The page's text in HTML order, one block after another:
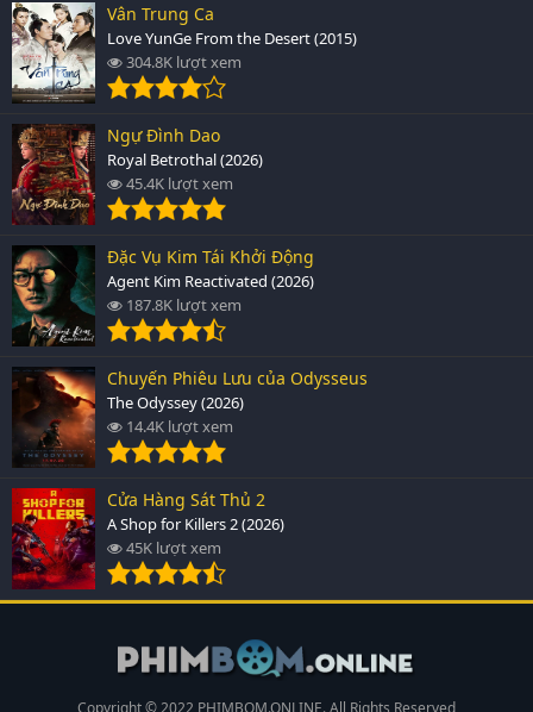
Vân Trung Ca
Love YunGe From the Desert (2015)
304.8K lượt xem
Ngự Đình Dao
Royal Betrothal (2026)
45.4K lượt xem
Đặc Vụ Kim Tái Khởi Động
Agent Kim Reactivated (2026)
187.8K lượt xem
Chuyến Phiêu Lưu của Odysseus
The Odyssey (2026)
14.4K lượt xem
Cửa Hàng Sát Thủ 2
A Shop for Killers 2 (2026)
45K lượt xem
Copyright © 2022 PHIMBOM.ONLINE. All Rights Reserved